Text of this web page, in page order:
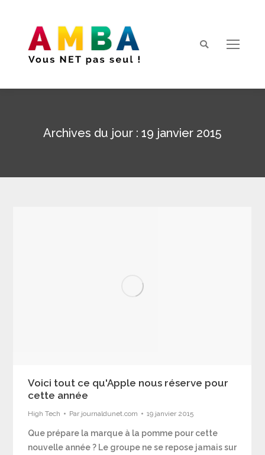
Search:
Archives du jour :19 janvier 2015
Voici tout ce qu'Apple nous réserve pour
cette année
High Tech Par journaldunet.com 19 janvier 2015
Que prépare la marque à la pomme pour cette
nouvelle année ? Le groupe ne se repose jamais sur